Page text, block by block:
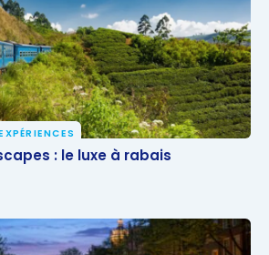
: le luxe à rabais
: le luxe à rabais